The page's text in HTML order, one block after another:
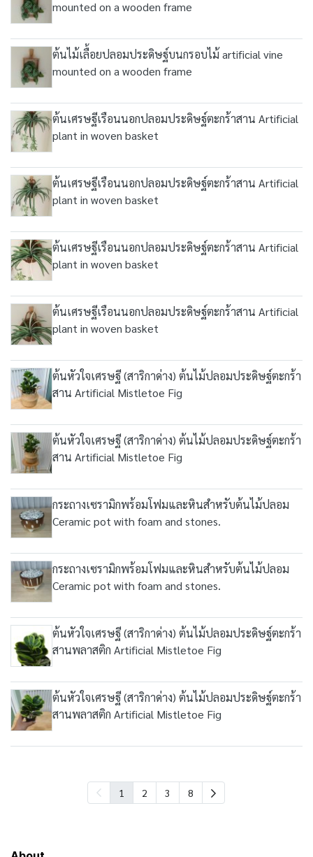
mounted on a wooden frame
ต้นไม้เลื้อยปลอมประดิษฐ์บนกรอบไม้ artificial vine
mounted on a wooden frame
ต้นเศรษฐีเรือนนอกปลอมประดิษฐ์ตะกร้าสาน Artificial
plant in woven basket
ต้นเศรษฐีเรือนนอกปลอมประดิษฐ์ตะกร้าสาน Artificial
plant in woven basket
ต้นเศรษฐีเรือนนอกปลอมประดิษฐ์ตะกร้าสาน Artificial
plant in woven basket
ต้นเศรษฐีเรือนนอกปลอมประดิษฐ์ตะกร้าสาน Artificial
plant in woven basket
ต้นหัวใจเศรษฐี (สาริกาด่าง) ต้นไม้ปลอมประดิษฐ์ตะกร้า
สาน Artificial Mistletoe Fig
ต้นหัวใจเศรษฐี (สาริกาด่าง) ต้นไม้ปลอมประดิษฐ์ตะกร้า
สาน Artificial Mistletoe Fig
กระถางเซรามิกพร้อมโฟมและหินสำหรับต้นไม้ปลอม
Ceramic pot with foam and stones.
กระถางเซรามิกพร้อมโฟมและหินสำหรับต้นไม้ปลอม
Ceramic pot with foam and stones.
ต้นหัวใจเศรษฐี (สาริกาด่าง) ต้นไม้ปลอมประดิษฐ์ตะกร้า
สานพลาสติก Artificial Mistletoe Fig
ต้นหัวใจเศรษฐี (สาริกาด่าง) ต้นไม้ปลอมประดิษฐ์ตะกร้า
สานพลาสติก Artificial Mistletoe Fig
1 2 3 8